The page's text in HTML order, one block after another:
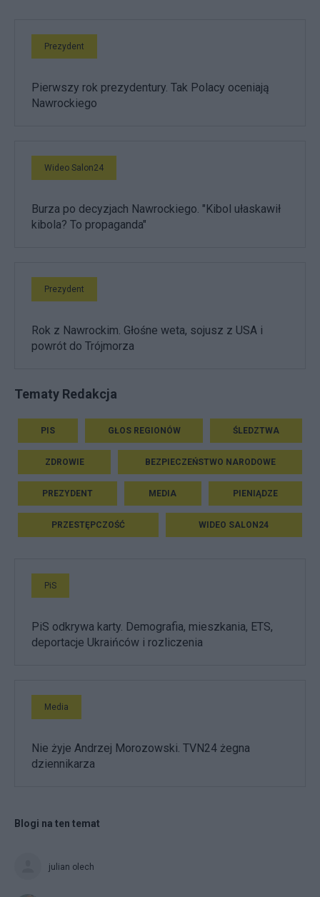
Prezydent
Pierwszy rok prezydentury. Tak Polacy oceniają
Nawrockiego
Wideo Salon24
Burza po decyzjach Nawrockiego. "Kibol ułaskawił
kibola? To propaganda"
Prezydent
Rok z Nawrockim. Głośne weta, sojusz z USA i
powrót do Trójmorza
Tematy Redakcja
PIS GŁOS REGIONÓW ŚLEDZTWA
ZDROWIE BEZPIECZEŃSTWO NARODOWE
PREZYDENT MEDIA PIENIĄDZE
PRZESTĘPCZOŚĆ WIDEO SALON24
PiS
PiS odkrywa karty. Demografia, mieszkania, ETS,
deportacje Ukraińców i rozliczenia
Media
Nie żyje Andrzej Morozowski. TVN24 żegna
dziennikarza
Blogi na ten temat
julian olech